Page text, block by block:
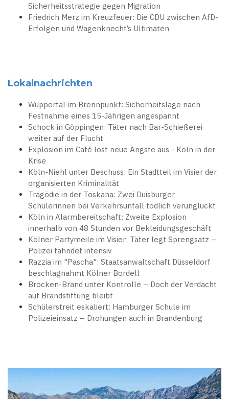
Sicherheitsstrategie gegen Migration
Friedrich Merz im Kreuzfeuer: Die CDU zwischen AfD-
Erfolgen und Wagenknecht’s Ultimaten
Lokalnachrichten
Wuppertal im Brennpunkt: Sicherheitslage nach
Festnahme eines 15-Jährigen angespannt
Schock in Göppingen: Täter nach Bar-Schießerei
weiter auf der Flucht
Explosion im Café löst neue Ängste aus - Köln in der
Krise
Köln-Niehl unter Beschuss: Ein Stadtteil im Visier der
organisierten Kriminalität
Tragödie in der Toskana: Zwei Duisburger
Schülerinnen bei Verkehrsunfall tödlich verunglückt
Köln in Alarmbereitschaft: Zweite Explosion
innerhalb von 48 Stunden vor Bekleidungsgeschäft
Kölner Partymeile im Visier: Täter legt Sprengsatz –
Polizei fahndet intensiv
Razzia im "Pascha": Staatsanwaltschaft Düsseldorf
beschlagnahmt Kölner Bordell
Brocken-Brand unter Kontrolle – Doch der Verdacht
auf Brandstiftung bleibt
Schülerstreit eskaliert: Hamburger Schule im
Polizeieinsatz – Drohungen auch in Brandenburg